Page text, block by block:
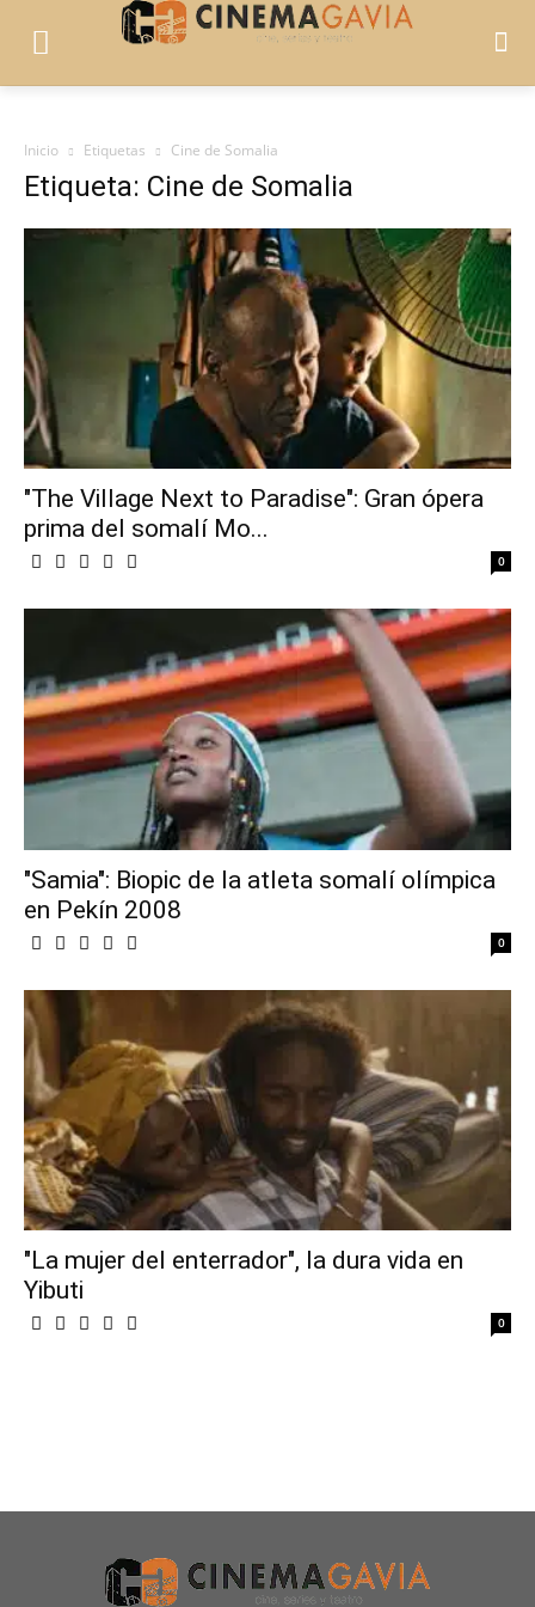
Inicio Etiquetas Cine de Somalia
Etiqueta: Cine de Somalia
"The Village Next to Paradise": Gran ópera
prima del somalí Mo...
0
"Samia": Biopic de la atleta somalí olímpica
en Pekín 2008
0
"La mujer del enterrador", la dura vida en
Yibuti
0